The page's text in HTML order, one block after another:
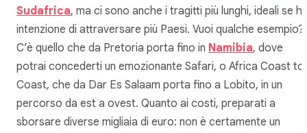
Sudafrica, ma ci sono anche i tragitti più lunghi, ideali se
intenzione di attraversare più Paesi. Vuoi qualche esempio?
C’è quello che da Pretoria porta fino in Namibia, dove
potrai concederti un emozionante Safari, o Africa Coast to
Coast, che da Dar Es Salaam porta fino a Lobito, in un
percorso da est a ovest. Quanto ai costi, preparati a
sborsare diverse migliaia di euro: non è certamente un